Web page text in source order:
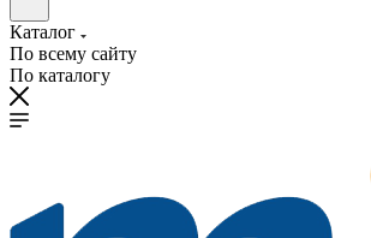
Каталог
По всему сайту
По каталогу